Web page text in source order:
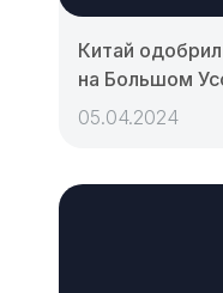
Китай
на Большом
05.04.2024